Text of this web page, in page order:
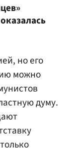
но его
можно
думу.